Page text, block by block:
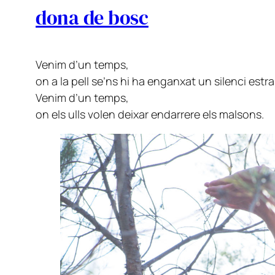
dona de bosc
Venim d’un temps,
on a la pell se’ns hi ha enganxat un silenci
Venim d’un temps,
on els ulls volen deixar endarrere els malsons.